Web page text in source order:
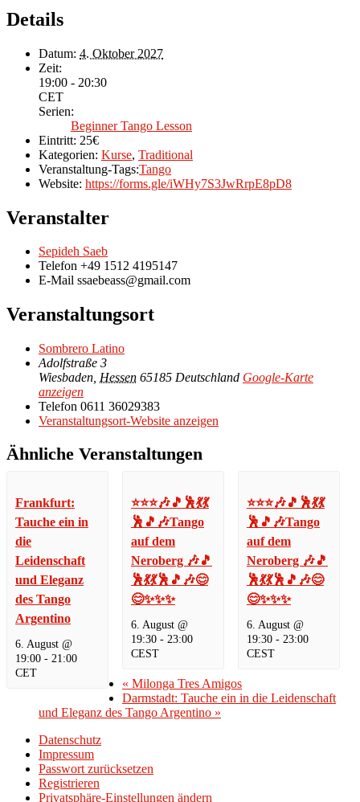
Details
Datum: 4. Oktober 2027
Zeit:
19:00 - 20:30
CET
Serien:
Beginner Tango Lesson
Eintritt: 25€
Kategorien: Kurse, Traditional
Veranstaltung-Tags:Tango
Website: https://forms.gle/iWHy7S3JwRrpE8pD8
Veranstalter
Sepideh Saeb
Telefon +49 1512 4195147
E-Mail ssaebeass@gmail.com
Veranstaltungsort
Sombrero Latino
Adolfstraße 3
Wiesbaden Hessen 65185 Deutschland Google-Karte
anzeigen
Telefon 0611 36029383
Veranstaltungsort-Website anzeigen
Ähnliche Veranstaltungen
Frankfurt:
Tauche ein in
die
Leidenschaft
und Eleganz
des Tango
Argentino
6. August @
19:00- 21:00
CET
⭐⭐⭐🎶🎵🕺💃💃
🕺🎵🎶Tango
auf dem
Neroberg 🎶🎵
🕺💃💃🕺🎵🎶😊
😊✨✨✨
6. August @
19:30- 23:00
CEST
⭐⭐⭐🎶🎵🕺💃💃
🕺🎵🎶Tango
auf dem
Neroberg 🎶🎵
🕺💃💃🕺🎵🎶😊
😊✨✨✨
6. August @
19:30- 23:00
CEST
« Milonga Tres Amigos
Darmstadt: Tauche ein in die Leidenschaft
und Eleganz des Tango Argentino »
Datenschutz
Impressum
Passwort zurücksetzen
Registrieren
Privatsphäre-Einstellungen ändern